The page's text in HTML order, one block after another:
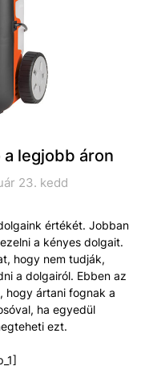
legjobb áron
23. kedd
értékét. Jobban
a kényes dolgait.
hogy nem tudják,
a dolgairól. Ebben az
hogy ártani fognak a
ha egyedül
ezt.